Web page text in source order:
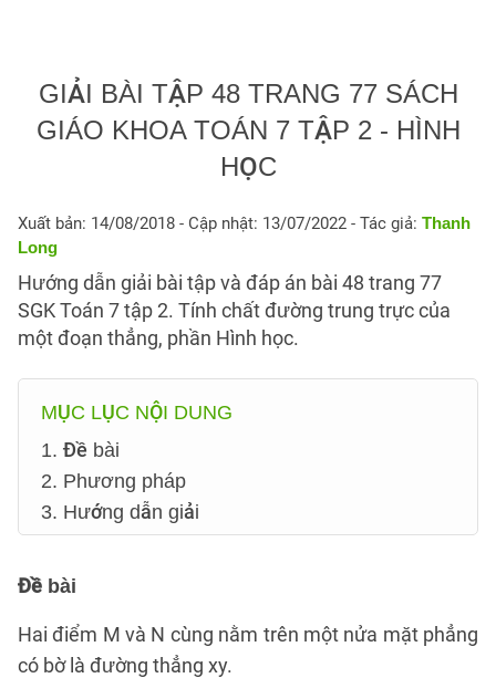
GIẢI BÀI TẬP 48 TRANG 77 SÁCH
GIÁO KHOA TOÁN 7 TẬP 2 - HÌNH
HỌC
Xuất bản: 14/08/2018 - Cập nhật: 13/07/2022 - Tác giả: Thanh
Long
Hướng dẫn giải bài tập và đáp án bài 48 trang 77
SGK Toán 7 tập 2. Tính chất đường trung trực của
một đoạn thẳng, phần Hình học.
MỤC LỤC NỘI DUNG
1. Đề bài
2. Phương pháp
3. Hướng dẫn giải
Đề bài
Hai điểm M và N cùng nằm trên một nửa mặt phẳng
có bờ là đường thẳng xy.